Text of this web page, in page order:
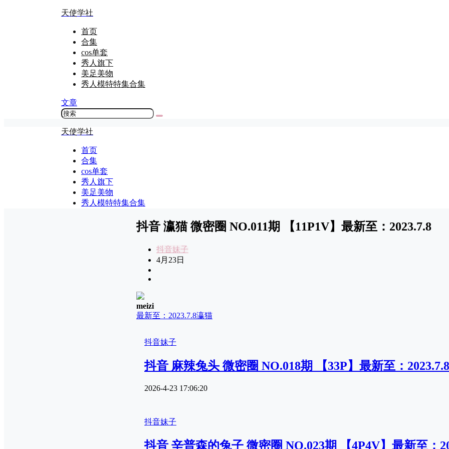
天使学社
首页
合集
cos单套
秀人旗下
美足美物
秀人模特特集合集
文章
天使学社
首页
合集
cos单套
秀人旗下
美足美物
秀人模特特集合集
抖音 瀛猫 微密圈 NO.011期 【11P1V】最新至：2023.7.8
抖音妹子
4月23日
meizi
最新至：2023.7.8瀛猫
抖音妹子
抖音 麻辣兔头 微密圈 NO.018期 【33P】最新至：2023.7.8
2026-4-23 17:06:20
抖音妹子
抖音 辛普森的兔子 微密圈 NO.023期 【4P4V】最新至：